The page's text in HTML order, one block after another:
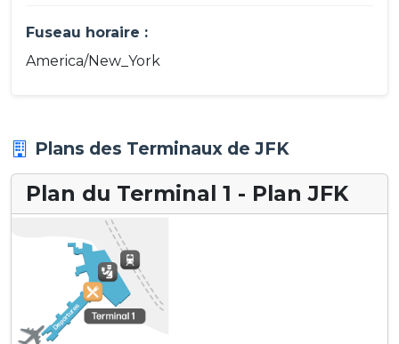
Fuseau horaire :
America/New_York
Plans des Terminaux de JFK
Plan du Terminal 1 - Plan JFK